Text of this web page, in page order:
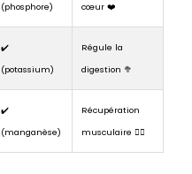
(phosphore)
cœur ❤️
✔️
(potassium)
Régule la
digestion 🥦
✔️
(manganèse)
Récupération
musculaire 🏋️‍♂️